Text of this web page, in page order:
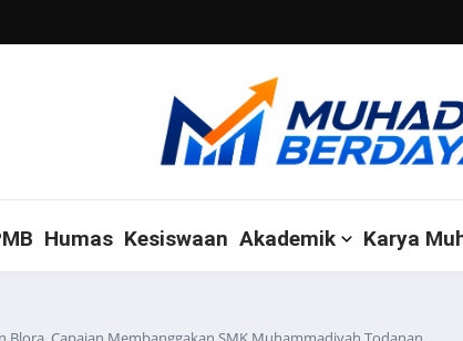
Humas Kesiswaan Akademik Karya